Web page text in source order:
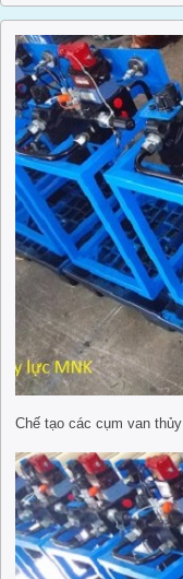
Chế tạo các cụm van